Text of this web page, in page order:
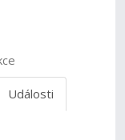
Události